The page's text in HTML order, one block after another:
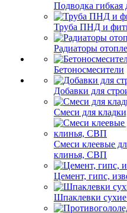
Подводка гибкая
Труба ПНД и
Радиаторы
Бетоносмесители
Добавки для
Смеси для
Смеси клеевые
клинья, СВП
Цемент, гипс,
Шпаклевки